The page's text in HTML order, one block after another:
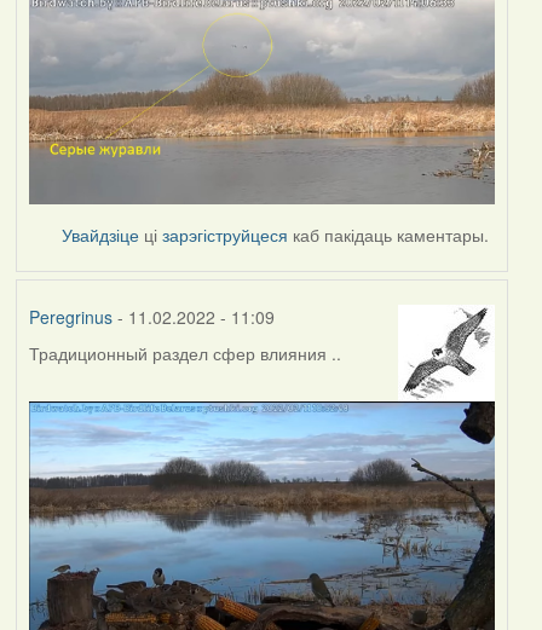
Увайдзіце цізарэгіструйцеся каб пакідаць каментары.
Peregrinus- 11.02.2022 - 11:09
Традиционный раздел сфер влияния ..